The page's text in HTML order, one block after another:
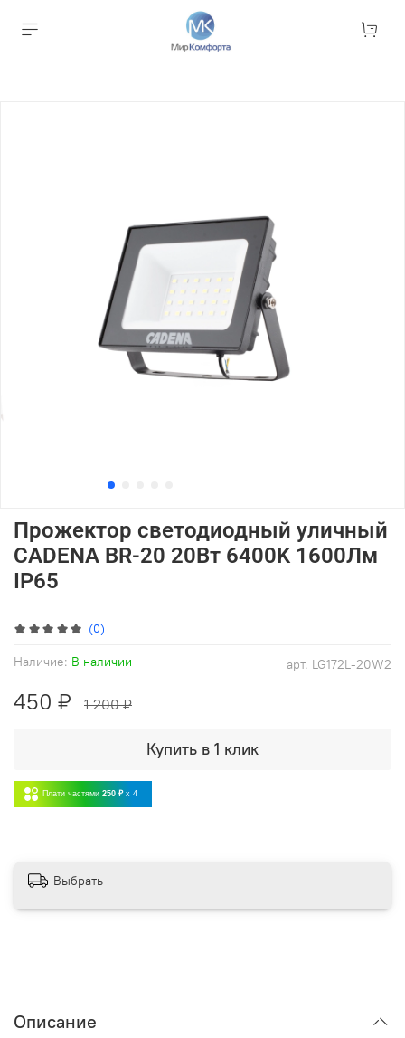
(0)
арт. LG172L-20W2
Наличие: В наличии
Прожектор светодиодный уличный
CADENA BR-20 20Вт 6400K 1600Лм
IP65
450 ₽ 1 200 ₽
Купить в 1 клик
Плати частями 250 ₽ x 4
Выбрать
Описание